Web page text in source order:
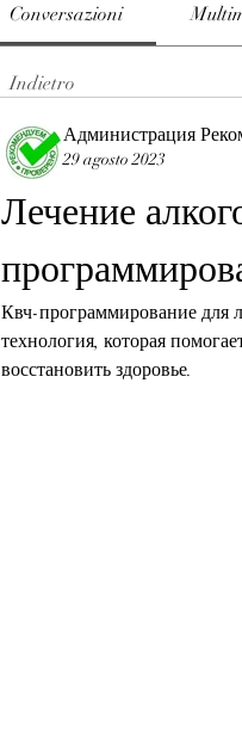
Conversazioni
Indietro
Администрация
29 agosto 2023
Лечение
Квч-программирование для
технология, которая
восстановить здоровье.